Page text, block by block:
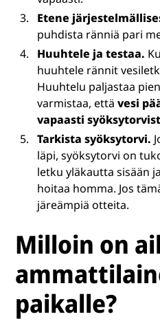
Etene
puhdista ränniä pari
Huuhtele ja testaa.
huuhtele rännit
Huuhtelu paljastaa
varmistaa, ettävesi
vapaasti
Tarkista syöksytorvi.
läpi, syöksytorvi on
letku yläkautta sisään
hoitaa homma. Jos
järeämpiä otteita.
Milloin on
paikalle?